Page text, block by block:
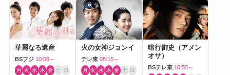
華麗なる遺産
BSフジ 10:00～
月 火 水 木 金 土 日
火の女神ジョンイ
テレ東 08:15～
月 火 水 木 金 土 日
暗行御史（アメン
オサ）
BSテレ東 10:55～